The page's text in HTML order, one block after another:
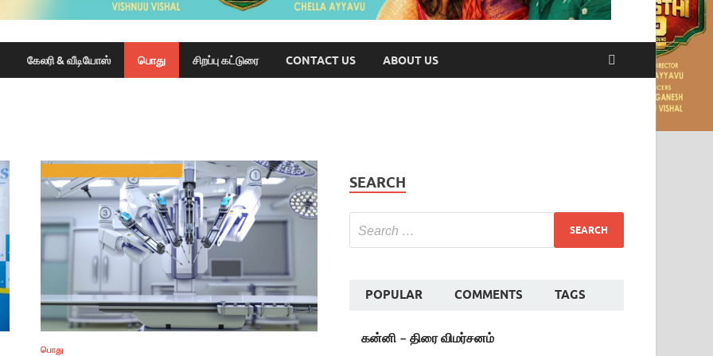
கேலரி & வீடியோஸ் பொது சிறப்பு கட்டுரை CONTACT US ABOUT US
பொது
SEARCH
POPULAR COMMENTS TAGS
கன்னி – திரை விமர்சனம்